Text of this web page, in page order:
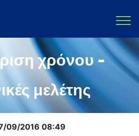
χρόνου -
μελέτης
09/2016 08:49